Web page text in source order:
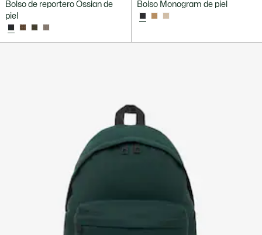
Bolso de reportero Ossian de
piel
Bolso Monogram de piel